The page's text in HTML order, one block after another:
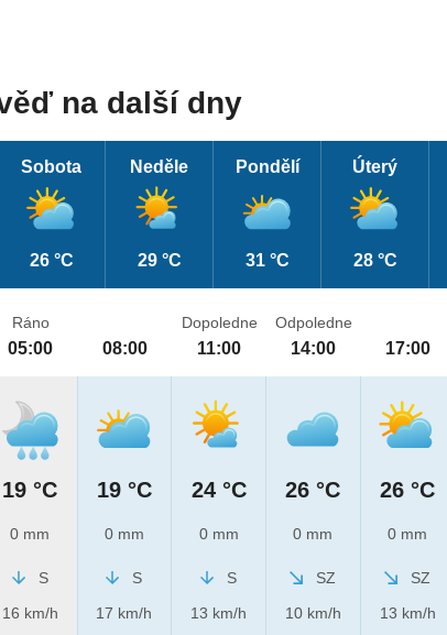
na další dny
Sobota
26 °C
Neděle
29 °C
Pondělí
31 °C
Úterý
28 °C
Ráno
05:00
19 °C
0 mm
S
16 km/h
08:00
19 °C
0 mm
S
17 km/h
Dopoledne
11:00
24 °C
0 mm
S
13 km/h
Odpoledne
14:00
26 °C
0 mm
SZ
10 km/h
17:00
26 °C
0 mm
SZ
13 km/h